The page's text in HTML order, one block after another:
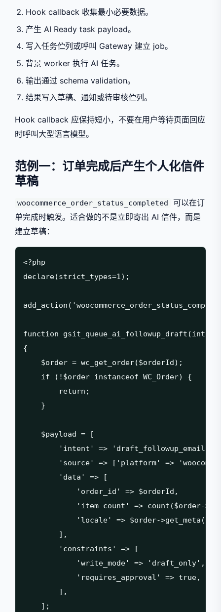
Hook callback 收集最小必要数据。
产生 AI Ready task payload。
写入任务伫列或呼叫 Gateway 建立 job。
背景 worker 执行 AI 任务。
输出通过 schema validation。
结果写入草稿、通知或待审核伫列。
Hook callback 应保持短小，不要在用户等待页面回应
时呼叫大型语言模型。
范例一：订单完成后产生个人化信件
草稿
woocommerce_order_status_completed
可以在订
单完成时触发。适合做的不是立即寄出 AI 信件，而是
建立草稿：
<?php
declare(strict_types=1);
function gsit_queue_ai_followup_draft(int
{
    $order = wc_get_order($orderId);
    if (!$order instanceof WC_Order) {
        return;
    }
    $payload = [
        'intent' => 'draft_followup_email',
'source' => ['platform' =>
        'data' => [
            'order_id' => $orderId,
'item_count' => count($order-
'locale' => $order-
        ],
        'constraints' => [
            'write_mode' => 'draft_only',
            'requires_approval' => true,
        ],
    ];